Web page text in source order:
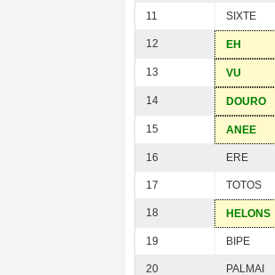
11 SIXTE
12 EH
13 VU
14 DOURO
15 ANEE
16 ERE
17 TOTOS
18 HELONS
19 BIPE
20 PALMAI